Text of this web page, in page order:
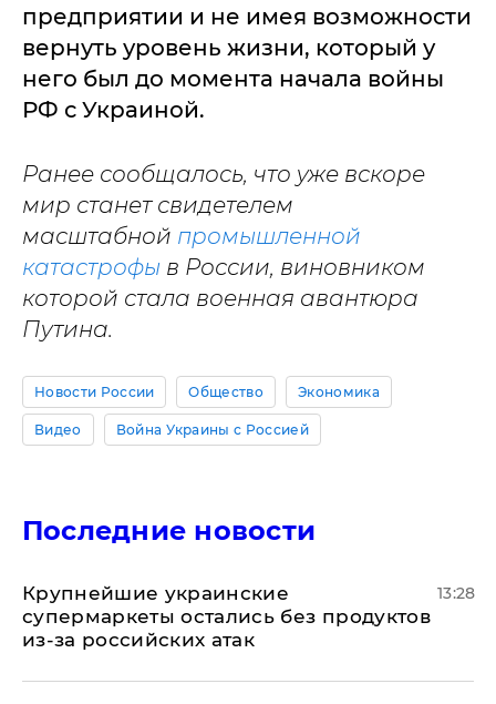
предприятии и не имея возможности
вернуть уровень жизни, который у
него был до момента начала войны
РФ с Украиной.
Ранее сообщалось, что уже вскоре
мир станет свидетелем
масштабной промышленной
катастрофы в России, виновником
которой стала военная авантюра
Путина.
Новости России Общество Экономика
Видео Война Украины с Россией
Последние новости
Крупнейшие украинские
супермаркеты остались без продуктов
из-за российских атак
13:28